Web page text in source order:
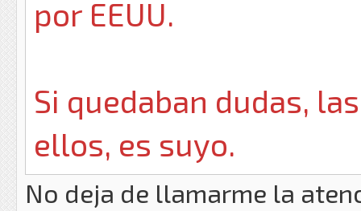
por EEUU.
Si quedaban dudas,
ellos, es suyo.
No deja de llamarme la